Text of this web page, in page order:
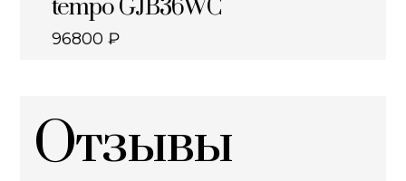
tempo GJB36WC
96800₽
Отзывы